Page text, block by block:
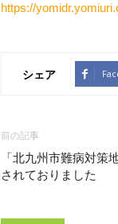
https://
シェア
前の記事
「北九州市難病対策
されておりました